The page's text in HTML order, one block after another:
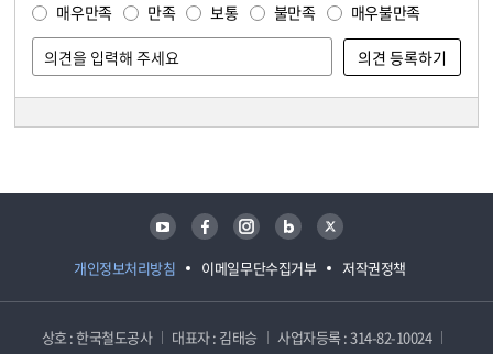
매우만족 만족 보통 불만족 매우불만족
개인정보처리방침 이메일무단수집거부 저작권정책
유튜브 페이스북 인스타그램 블로그 트위터
상호 : 한국철도공사 대표자 : 김태승
사업자등록 : 314-82-10024